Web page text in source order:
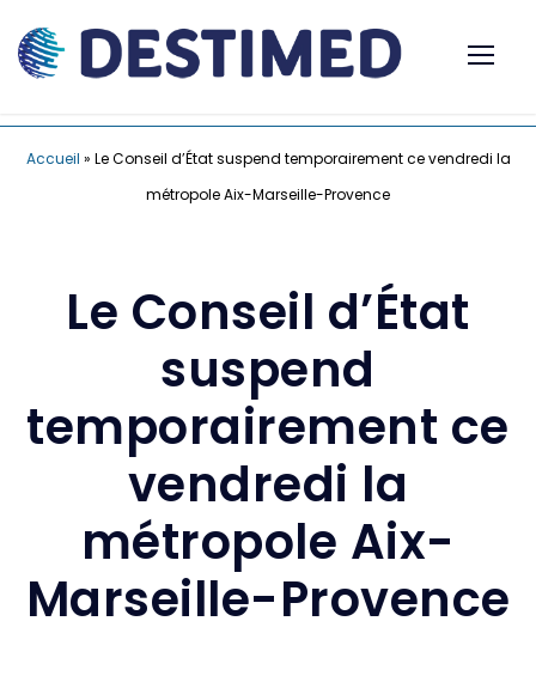
Accueil » Le Conseil d’État suspend temporairement ce vendredi la
métropole Aix-Marseille-Provence
Le Conseil d’État
suspend
temporairement ce
vendredi la
métropole Aix-
Marseille-Provence